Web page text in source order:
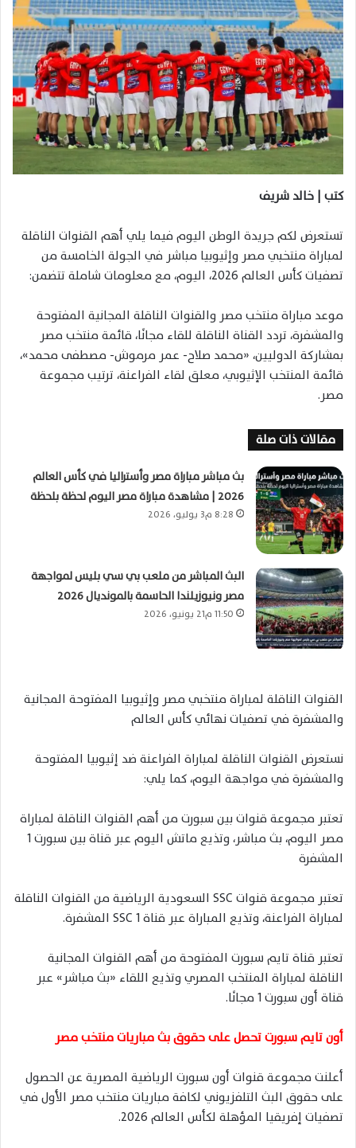
كتب | خالد شريف
تستعرض لكم جريدة الوطن اليوم فيما يلي أهم القنوات الناقلة
لمباراة منتخبي مصر وإثيوبيا مباشر في الجولة الخامسة من
تصفيات كأس العالم 2026، اليوم، مع معلومات شاملة تتضمن:
موعد مباراة منتخب مصر والقنوات الناقلة المجانية المفتوحة
والمشفرة، تردد القناة الناقلة للقاء مجانًا، قائمة منتخب مصر
بمشاركة الدوليين، «محمد صلاح- عمر مرموش- مصطفى محمد»،
قائمة المنتخب الإثيوبي، معلق لقاء الفراعنة، ترتيب مجموعة
مصر.
مقالات ذات صلة
بث مباشر مباراة مصر وأستراليا في كأس العالم
2026 | مشاهدة مباراة مصر اليوم لحظة بلحظة
8:28 م3 يوليو، 2026
البث المباشر من ملعب بي سي بليس لمواجهة
مصر ونيوزيلندا الحاسمة بالمونديال 2026
11:50 م21 يونيو، 2026
القنوات الناقلة لمباراة منتخبي مصر وإثيوبيا المفتوحة المجانية
والمشفرة في تصفيات نهائي كأس العالم
نستعرض القنوات الناقلة لمباراة الفراعنة ضد إثيوبيا المفتوحة
والمشفرة في مواجهة اليوم، كما يلي:
تعتبر مجموعة قنوات بين سبورت من أهم القنوات الناقلة لمباراة
مصر اليوم، بث مباشر، وتذيع ماتش اليوم عبر قناة بين سبورت 1
المشفرة
تعتبر مجموعة قنوات SSC السعودية الرياضية من القنوات الناقلة
لمباراة الفراعنة، وتذيع المباراة عبر قناة SSC 1 المشفرة.
تعتبر قناة تايم سبورت المفتوحة من أهم القنوات المجانية
الناقلة لمباراة المنتخب المصري وتذيع اللقاء «بث مباشر» عبر
قناة أون سبورت 1 مجانًا.
أون تايم سبورت تحصل على حقوق بث مباريات منتخب مصر
أعلنت مجموعة قنوات أون سبورت الرياضية المصرية عن الحصول
على حقوق البث التلفزيوني لكافة مباريات منتخب مصر الأول في
تصفيات إفريقيا المؤهلة لكأس العالم 2026.